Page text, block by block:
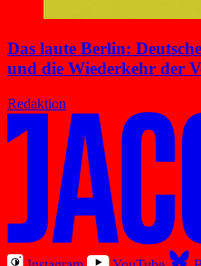
Das laute Berlin:
und die Wiederkehr der
Redaktion